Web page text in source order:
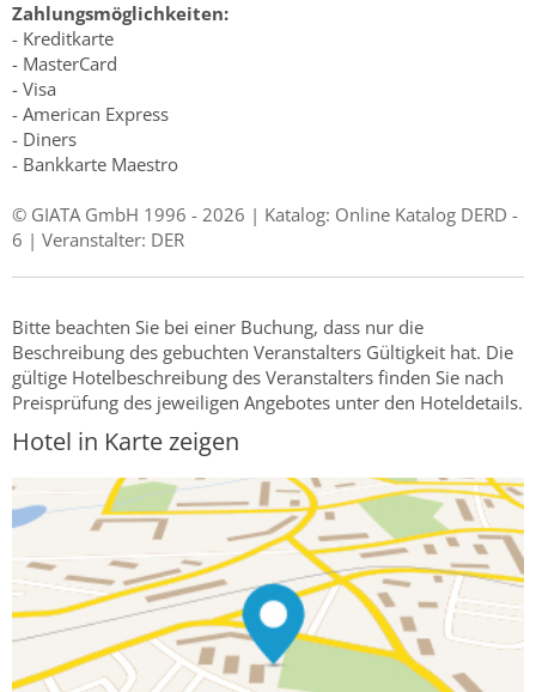
Zahlungsmöglichkeiten:
- Kreditkarte
- MasterCard
- Visa
- American Express
- Diners
- Bankkarte Maestro
© GIATA GmbH 1996 - 2026 | Katalog: Online Katalog DERD -
6 | Veranstalter: DER
Bitte beachten Sie bei einer Buchung, dass nur die
Beschreibung des gebuchten Veranstalters Gültigkeit hat. Die
gültige Hotelbeschreibung des Veranstalters finden Sie nach
Preisprüfung des jeweiligen Angebotes unter den Hoteldetails.
Hotel in Karte zeigen